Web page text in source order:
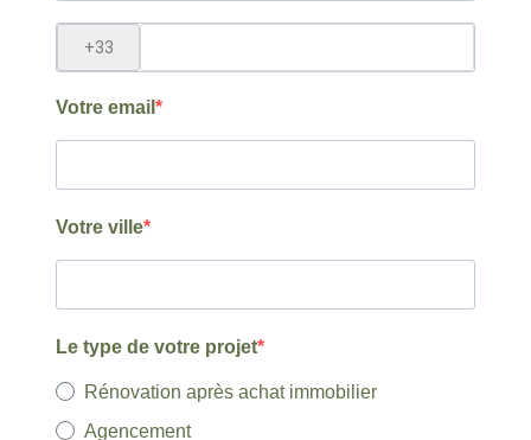
Votre email
Votre ville
Le type de votre projet
Rénovation après achat immobilier
Agencement